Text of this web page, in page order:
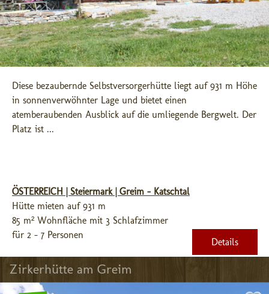
Diese bezaubernde Selbstversorgerhütte liegt auf 931 m Höhe
in sonnenverwöhnter Lage und bietet einen
atemberaubenden Ausblick auf die umliegende Bergwelt. Der
Platz ist ...
ÖSTERREICH | Steiermark | Greim - Katschtal
Hütte mieten auf 931 m
85 m² Wohnfläche mit 3 Schlafzimmer
für 2 - 7 Personen
Details
Zirkerhütte am Greim